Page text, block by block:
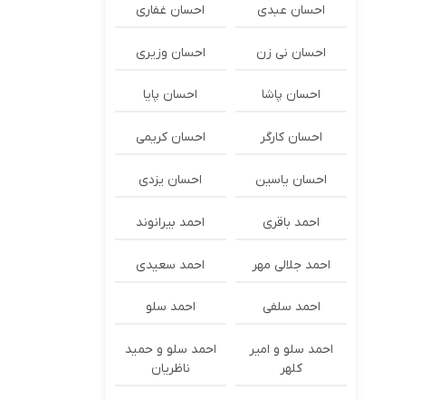
احسان عبدی احسان غفاری
احسان نی زن احسان وزیری
احسان پاشا احسان پایا
احسان کارگر احسان کریمی
احسان یاسین احسان یزدی
احمد باقری احمد بیرانوند
احمد جلالی مهر احمد سعیدی
احمد سلفی احمد سلو
احمد سلو و امیر
کلهر
احمد سلو و حمید
ناظریان